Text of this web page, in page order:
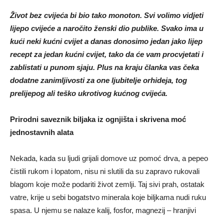
Život bez cvijeća bi bio tako monoton. Svi volimo vidjeti
lijepo cvijeće a naročito ženski dio publike. Svako ima u
kući neki kućni cvijet a danas donosimo jedan jako lijep
recept za jedan kućni cvijet, tako da će vam procvjetati i
zablistati u punom sjaju. Plus na kraju članka vas čeka
dodatne zanimljivosti za one ljubitelje orhideja, tog
prelijepog ali teško ukrotivog kućnog cvijeća.
Prirodni saveznik biljaka iz ognjišta i skrivena moć
jednostavnih alata
Nekada, kada su ljudi grijali domove uz pomoć drva, a pepeo
čistili rukom i lopatom, nisu ni slutili da su zapravo rukovali
blagom koje može podariti život zemlji. Taj sivi prah, ostatak
vatre, krije u sebi bogatstvo minerala koje biljkama nudi ruku
spasa. U njemu se nalaze kalij, fosfor, magnezij – hranjivi